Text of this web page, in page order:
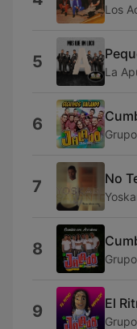
Los
5 La
6
7 No
8
9 El